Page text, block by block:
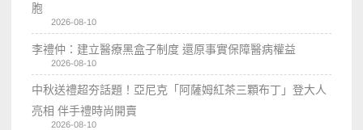
胞
2026-08-10
李禮仲：建立醫療黑盒子制度 還原事實保障醫病權益
2026-08-10
中秋送禮超夯話題！亞尼克「阿薩姆紅茶三顆布丁」登大人
亮相 伴手禮時尚開賣
2026-08-10